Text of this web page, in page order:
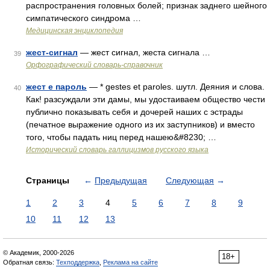
распространения головных болей; признак заднего шейного
симпатического синдрома …
Медицинская энциклопедия
39 жест-сигнал — жест сигнал, жеста сигнала …
Орфографический словарь-справочник
40 жест е пароль — * gestes et paroles. шутл. Деяния и слова.
Как! разсуждали эти дамы, мы удостаиваем общество чести
публично показывать себя и дочерей наших с эстрады
(печатное выражение одного из их заступников) и вместо
того, чтобы падать ниц перед нашею&#8230; …
Исторический словарь галлицизмов русского языка
Страницы ← Предыдущая Следующая →
1 2 3 4 5 6 7 8
9
10
11 12 13
18+
© Академик, 2000-2026
Обратная связь: Техподдержка Реклама на сайте